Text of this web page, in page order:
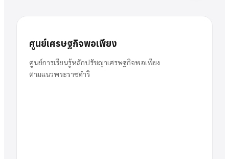
พวงเงิน
ผู้อำนวยการ
ศูนย์เศรษฐกิจพอเพียง
ศูนย์การเรียนรู้หลักปรัชญาเศรษฐกิจพอเพียง
ตามแนวพระราชดำริ